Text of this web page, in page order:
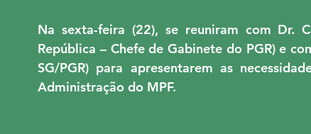
ASMPF - ASEMPT
Na sexta-feira (22), se reuniram com Dr.
República – Chefe de Gabinete do PGR) e
SG/PGR) para apresentarem as
Administração do MPF.